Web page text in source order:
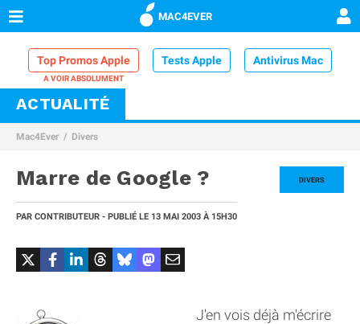
MAC4EVER
Top Promos Apple Tests Apple Antivirus Mac
VPN Mac
Comparatif iPhone
ACTUALITÉ
Mac4Ever Divers
DIVERS
Marre de Google ?
PAR CONTRIBUTEUR - PUBLIÉ LE 13 MAI 2003 À 15H30
J'en vois déjà m'écrire